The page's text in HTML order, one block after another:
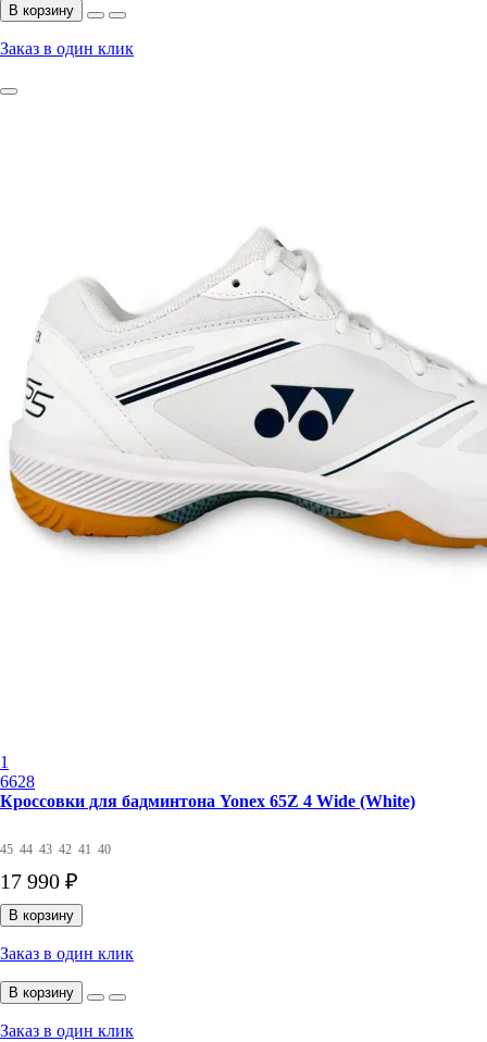
В корзину
Заказ в один клик
1
6628
Кроссовки для бадминтона Yonex 65Z 4 Wide (White)
45 44 43 42 41 40
17 990 ₽
В корзину
Заказ в один клик
В корзину
Заказ в один клик